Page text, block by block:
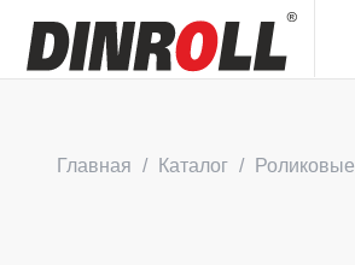
Главная Каталог Роликовые